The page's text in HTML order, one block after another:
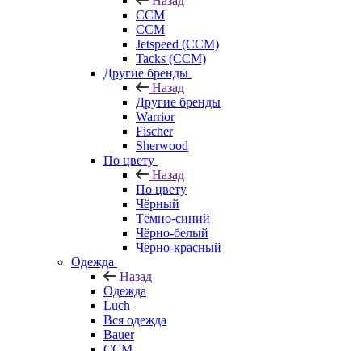
CCM
CCM
Jetspeed (CCM)
Tacks (CCM)
Другие бренды
Назад
Другие бренды
Warrior
Fischer
Sherwood
По цвету
Назад
По цвету
Чёрный
Тёмно-синий
Чёрно-белый
Чёрно-красный
Одежда
Назад
Одежда
Luch
Вся одежда
Bauer